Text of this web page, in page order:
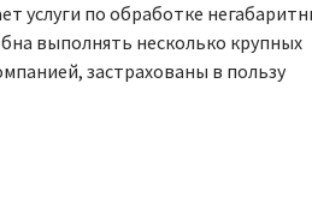
услуги по обработке
выполнять несколько крупных
застрахованы в пользу